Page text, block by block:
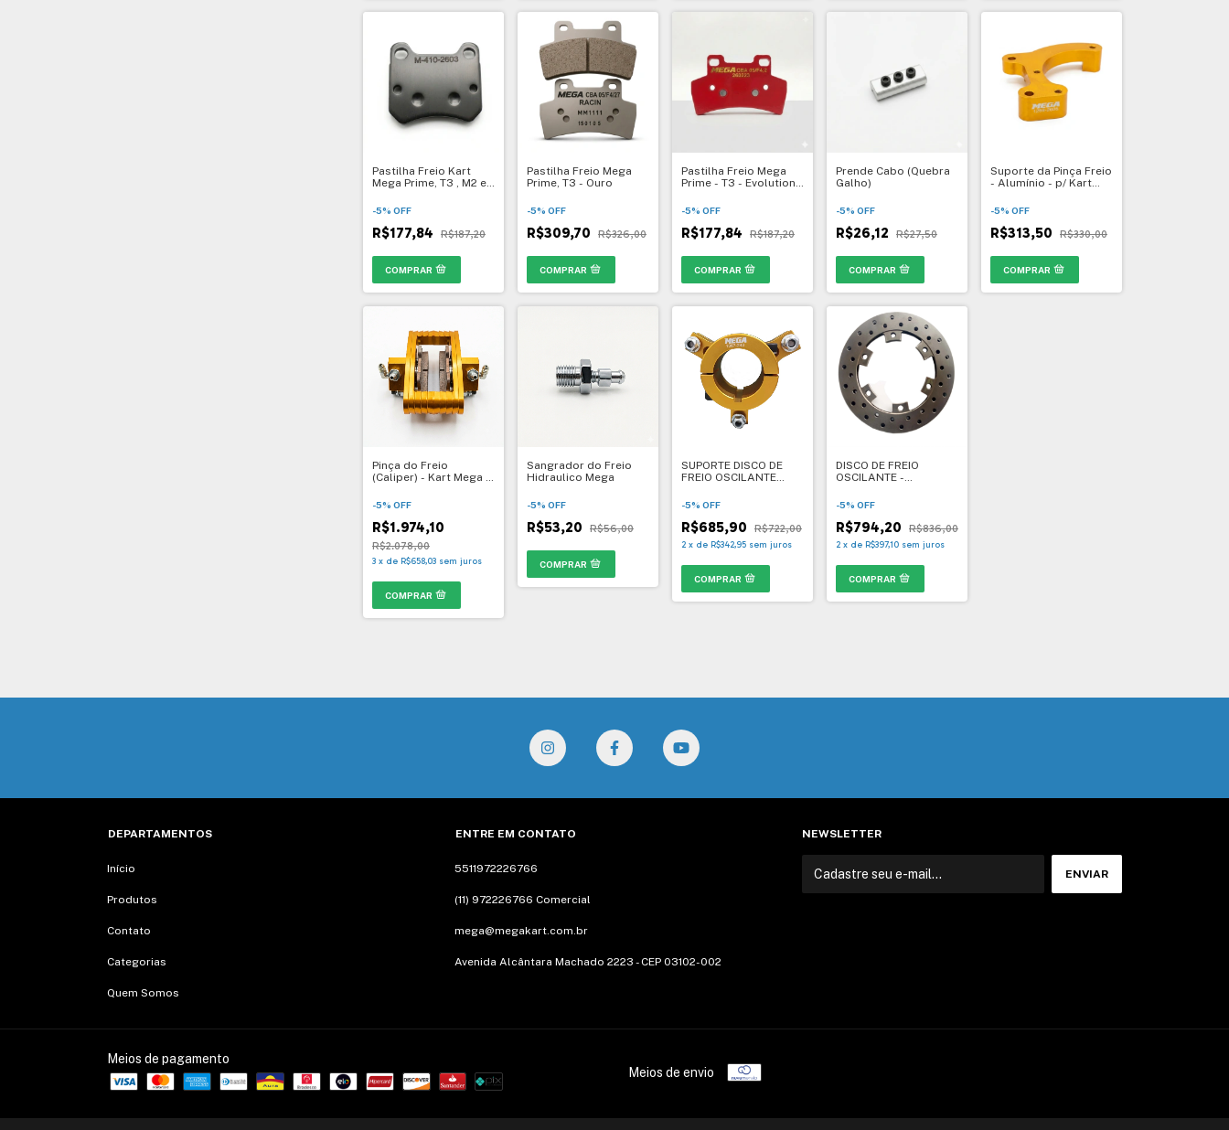
Pastilha Freio Kart
Mega Prime, T3 , M2 e
-5% OFF
R$177,84 R$187,20
Pastilha Freio Mega
Prime, T3 - Ouro
-5% OFF
R$309,70 R$326,00
Pastilha Freio Mega
Prime - T3 - Evolution -
-5% OFF
R$177,84 R$187,20
Prende Cabo (Quebra
Galho)
-5% OFF
R$26,12 R$27,50
Suporte da Pinça Freio
- Alumínio - p/ Kart
-5% OFF
R$313,50 R$330,00
Pinça do Freio
(Caliper) - Kart Mega -
-5% OFF
R$1.974,10
R$2.078,00
3 x de R$658,03 sem juros
Sangrador do Freio
Hidraulico Mega
-5% OFF
R$53,20 R$56,00
SUPORTE DISCO DE
FREIO OSCILANTE
-5% OFF
R$685,90 R$722,00
2 x de R$342,95 sem juros
DISCO DE FREIO
OSCILANTE -
1066
-5% OFF
R$794,20 R$836,00
2 x de R$397,10 sem juros
DEPARTAMENTOS
Início
Produtos
Contato
Categorias
Quem Somos
ENTRE EM CONTATO
5511972226766
(11) 972226766 Comercial
mega@megakart.com.br
Avenida Alcântara Machado 2223 - CEP 03102-002
NEWSLETTER
Meios de pagamento
Meios de envio